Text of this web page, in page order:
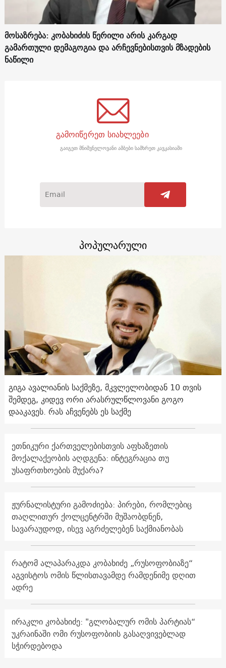
მოსაზრება: კობახიძის წერილი არის კარგად
გამართული დემაგოგია და არჩევნებისთვის მზადების
ნაწილი
გამოიწერეთ სიახლეები
გაიგეთ მნიშვნელოვანი ამბები სამხრეთ კავკასიაში
პოპულარული
გიგა ავალიანის საქმეზე, მკვლელობიდან 10 თვის
შემდეგ, კიდევ ორი არასრულწლოვანი გოგო
დააკავეს. რას აჩვენებს ეს საქმე
ეთნიკური ქართველებისთვის აფხაზეთის
მოქალაქეობის აღდგენა: ინტეგრაცია თუ
უსაფრთხოების მუქარა?
ჟურნალისტური გამოძიება: პირები, რომლებიც
თაღლითურ ქოლცენტრში მუშაობდნენ,
სავარაუდოდ, ისევ აგრძელებენ საქმიანობას
რატომ ალაპარაკდა კობახიძე „რუსოფობიაზე“
აგვისტოს ომის წლისთავამდე რამდენიმე დღით
ადრე
ირაკლი კობახიძე: "გლობალურ ომის პარტიას“
უკრაინაში ომი რუსოფობიის გასაღვივებლად
სჭირდებოდა